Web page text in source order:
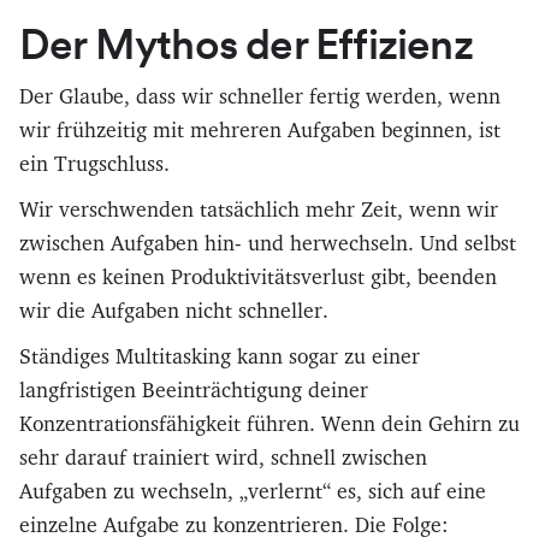
Der Mythos der Effizienz
Der Glaube, dass wir schneller fertig werden, wenn
wir frühzeitig mit mehreren Aufgaben beginnen, ist
ein Trugschluss.
Wir verschwenden tatsächlich mehr Zeit, wenn wir
zwischen Aufgaben hin- und herwechseln. Und selbst
wenn es keinen Produktivitätsverlust gibt, beenden
wir die Aufgaben nicht schneller.
Ständiges Multitasking kann sogar zu einer
langfristigen Beeinträchtigung deiner
Konzentrationsfähigkeit führen. Wenn dein Gehirn zu
sehr darauf trainiert wird, schnell zwischen
Aufgaben zu wechseln, „verlernt“ es, sich auf eine
einzelne Aufgabe zu konzentrieren. Die Folge: